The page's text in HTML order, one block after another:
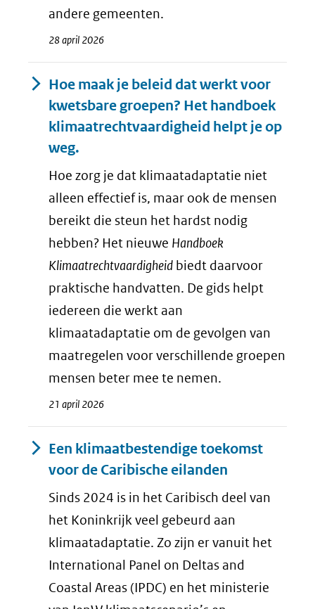
andere gemeenten.
28 april 2026
Hoe maak je beleid dat werkt voor
kwetsbare groepen? Het handboek
klimaatrechtvaardigheid helpt je op
weg.
Hoe zorg je dat klimaatadaptatie niet
alleen effectief is, maar ook de mensen
bereikt die steun het hardst nodig
hebben? Het nieuwe Handboek
Klimaatrechtvaardigheid biedt daarvoor
praktische handvatten. De gids helpt
iedereen die werkt aan
klimaatadaptatie om de gevolgen van
maatregelen voor verschillende groepen
mensen beter mee te nemen.
21 april 2026
Een klimaatbestendige toekomst
voor de Caribische eilanden
Sinds 2024 is in het Caribisch deel van
het Koninkrijk veel gebeurd aan
klimaatadaptatie. Zo zijn er vanuit het
International Panel on Deltas and
Coastal Areas (IPDC) en het ministerie